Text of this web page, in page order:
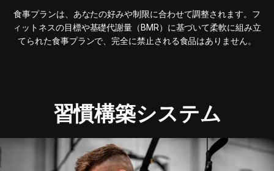
食事プランは、あなたの好みや制限に合わせて調整されます。フ
ィットネスの目標や基礎代謝量（BMR）に基づいて柔軟に組み立
てられた食事プランで、完全に禁止される食品はありません。
習慣構築システム